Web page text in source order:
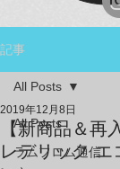
記事
All Posts
ラムフロム通信
All Posts
【新商品＆再
レデリック エ
2019年12月8日